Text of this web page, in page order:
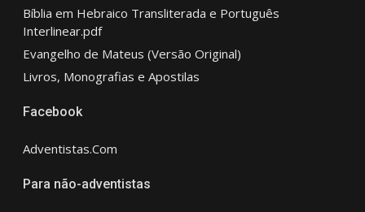
Bíblia em Hebraico Transliterada e Português
Interlinear.pdf
Evangelho de Mateus (Versão Original)
Livros, Monografias e Apostilas
Facebook
Adventistas.Com
Para não-adventistas